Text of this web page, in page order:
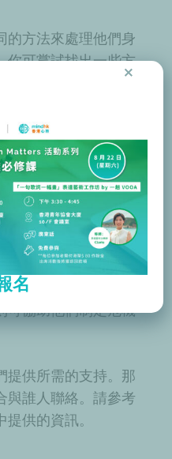
的方法來處理他們身
你可嘗試找出一些方
一個安全和舒緩的氣
援
的支援和理解
可協助他們制定危機
提供所需的支持。那
與誰人聯絡。請參考
提供的資訊。
名
×